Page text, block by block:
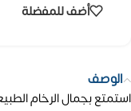
أضف للمفضلة
الوصف
استمتع بجمال الرخام